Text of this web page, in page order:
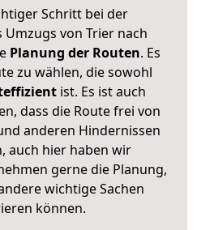
Schritt bei der
von Trier nach
Planung der Routen. Es
zu wählen, die sowohl
ist. Es ist auch
dass die Route frei von
anderen Hindernissen
auch hier haben wir
gerne die Planung,
wichtige Sachen
können.